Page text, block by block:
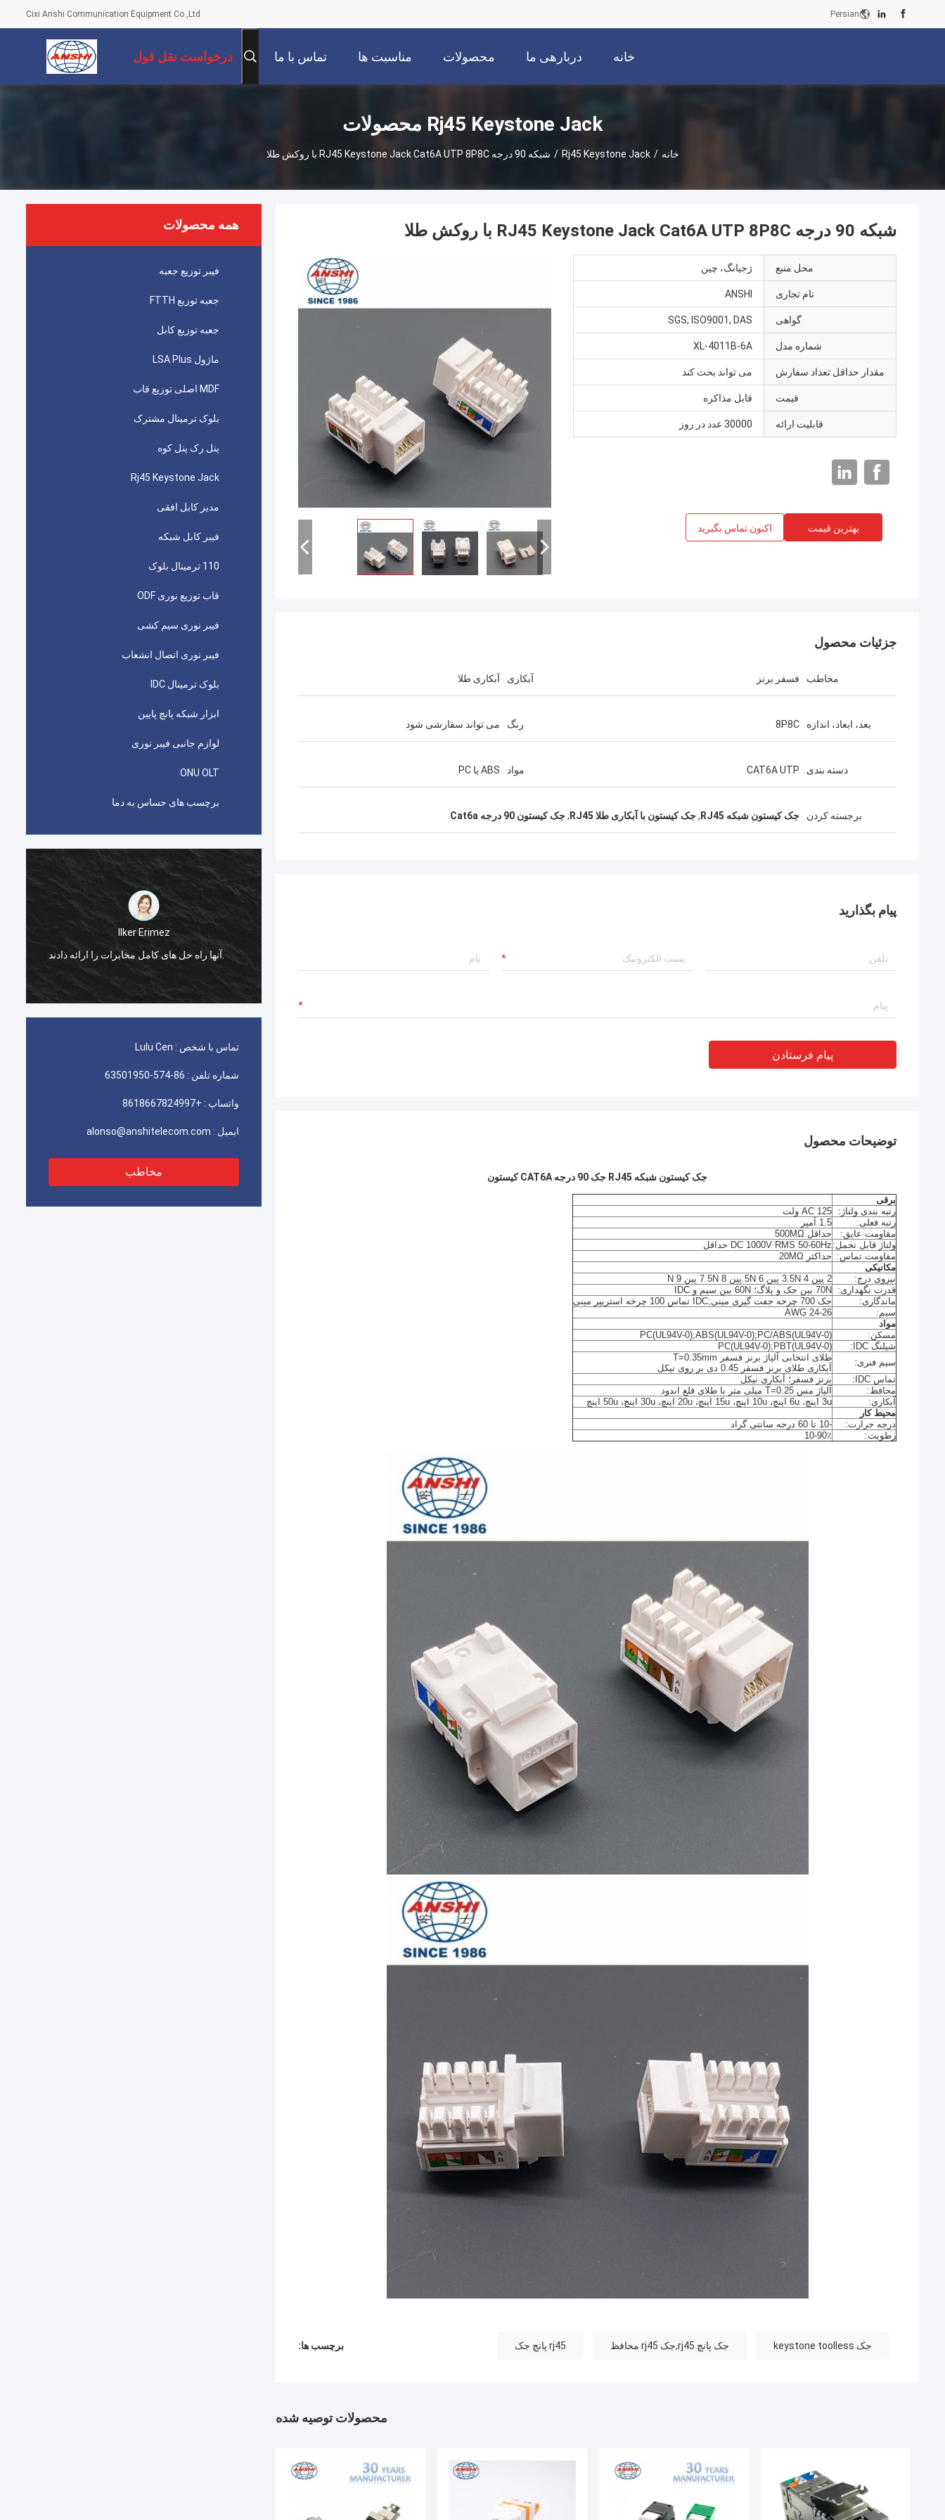
Cixi Anshi Communication Equipment Co.,Ltd Persian
خانه دربارهی ما محصولات مناسبت ها تماس با ما درخواست نقل قول
Rj45 Keystone Jack محصولات
خانه /
Rj45 Keystone Jack
/ شبکه 90 درجه RJ45 Keystone Jack Cat6A UTP 8P8C با روکش طلا
همه محصولات
فیبر توزیع جعبه
جعبه توزیع FTTH
جعبه توزیع کابل
ماژول LSA Plus
MDF اصلی توزیع قاب
بلوک ترمینال مشترک
پنل رک پنل کوه
Rj45 Keystone Jack
مدیر کابل افقی
فیبر کابل شبکه
110 ترمینال بلوک
قاب توزیع نوری ODF
فیبر نوری سیم کشی
فیبر نوری اتصال انشعاب
بلوک ترمینال IDC
ابزار شبکه پانچ پایین
لوازم جانبی فیبر نوری
ONU OLT
برچسب های حساس به دما
احمد عبدالله
استفاده برای ایران telecom عالی کار می کند،
تماس با شخص : Lulu Cen
شماره تلفن : 86-574-63501950
واتساپ : +8618667824997
ایمیل : alonso@anshitelecom.com
مخاطب
شبکه 90 درجه RJ45 Keystone Jack Cat6A UTP 8P8C با روکش طلا
محل منبع ژجیانگ، چین
نام تجاری ANSHI
گواهی SGS, ISO9001, DAS
شماره مدل XL-4011B-6A
مقدار حداقل تعداد سفارش می تواند بحث کند
قیمت قابل مذاکره
قابلیت ارائه 30000 عدد در روز
بهترین قیمت اکنون تماس بگیرید
جزئیات محصول
مخاطب فسفر برنز آبکاری آبکاری طلا
بعد، ابعاد، اندازه 8P8C رنگ می تواند سفارشی شود
دسته بندی CAT6A UTP مواد ABS یا PC
برجسته کردن جک کیستون شبکه RJ45 ,جک کیستون با آبکاری طلا RJ45 ,جک کیستون 90 درجه Cat6a
پیام بگذارید
پیام فرستادن
توضیحات محصول
جک کیستون شبکه RJ45 جک 90 درجه CAT6A کیستون
برقی
رتبه بندی ولتاژ:
AC 125 ولت
رتبه فعلی:
1.5 آمپر
مقاومت عایق:
حداقل 500MΩ
ولتاژ قابل تحمل: DC 1000V RMS 50-60Hz حداقل
مقاومت تماس: حداکثر 20MΩ
مکانیکی
نیروی درج:
2 پین 3.5N 4 پین 5N 6 پین 7.5N 8 پین 9 N
قدرت نگهداری:
70N بین جک و پلاگ؛ 60N بین سیم و IDC
ماندگاری:
جک 700 چرخه جفت گیری مینی;IDC تماس 100 چرخه استریپر مینی
سیم:
AWG 24-26
مواد
مسکن:
PC(UL94V-0);ABS(UL94V-0);PC/ABS(UL94V-0)
شیلنگ IDC:
PC(UL94V-0);PBT(UL94V-0)
سیم فنری:
طلای انتخابی آلیاژ برنز فسفر T=0.35mm
آبکاری طلای برنز فسفر 0.45 دی بر روی نیکل
تماس IDC:
برنز فسفر؛ آبکاری نیکل
محافظ:
آلیاژ مس T=0.25 میلی متر با طلای قلع اندود
آبکاری:
3u اینچ، 6u اینچ، 10u اینچ، 15u اینچ، 20u اینچ، 30u اینچ، 50u اینچ
محیط کار
درجه حرارت:
-10 تا 60 درجه سانتی گراد
رطوبت:
10-90٪
برچسب ها: جک keystone toolless جک پانچ rj45,جک rj45 محافظ rj45 پانچ جک
محصولات توصیه شده